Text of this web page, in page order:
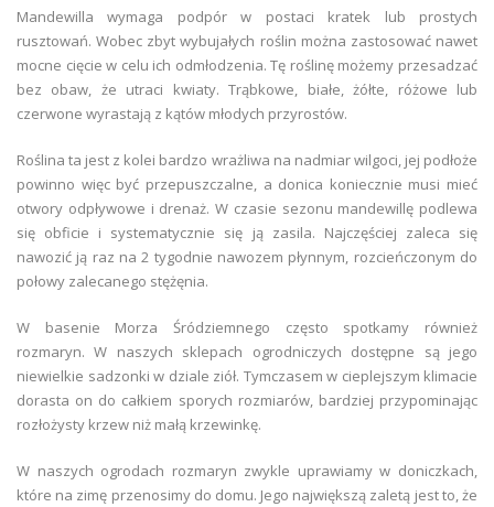
Mandewilla wymaga podpór w postaci kratek lub prostych
rusztowań. Wobec zbyt wybujałych roślin można zastosować nawet
mocne cięcie w celu ich odmłodzenia. Tę roślinę możemy przesadzać
bez obaw, że utraci kwiaty. Trąbkowe, białe, żółte, różowe lub
czerwone wyrastają z kątów młodych przyrostów.
Roślina ta jest z kolei bardzo wrażliwa na nadmiar wilgoci, jej podłoże
powinno więc być przepuszczalne, a donica koniecznie musi mieć
otwory odpływowe i drenaż. W czasie sezonu mandewillę podlewa
się obficie i systematycznie się ją zasila. Najczęściej zaleca się
nawozić ją raz na 2 tygodnie nawozem płynnym, rozcieńczonym do
połowy zalecanego stężęnia.
W basenie Morza Śródziemnego często spotkamy również
rozmaryn. W naszych sklepach ogrodniczych dostępne są jego
niewielkie sadzonki w dziale ziół. Tymczasem w cieplejszym klimacie
dorasta on do całkiem sporych rozmiarów, bardziej przypominając
rozłożysty krzew niż małą krzewinkę.
W naszych ogrodach rozmaryn zwykle uprawiamy w doniczkach,
które na zimę przenosimy do domu. Jego największą zaletą jest to, że